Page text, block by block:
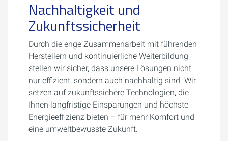
Nachhaltigkeit und
Zukunftssicherheit
Durch die enge Zusammenarbeit mit führenden
Herstellern und kontinuierliche Weiterbildung
stellen wir sicher, dass unsere Lösungen nicht
nur effizient, sondern auch nachhaltig sind. Wir
setzen auf zukunftssichere Technologien, die
Ihnen langfristige Einsparungen und höchste
Energieeffizienz bieten – für mehr Komfort und
eine umweltbewusste Zukunft.